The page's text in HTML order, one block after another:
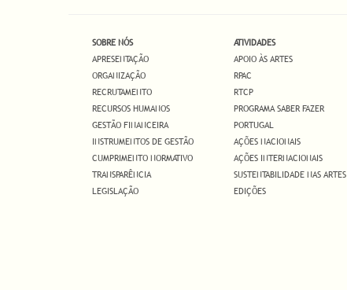
SOBRE NÓS
APRESENTAÇÃO
ORGANIZAÇÃO
RECRUTAMENTO
RECURSOS HUMANOS
GESTÃO FINANCEIRA
INSTRUMENTOS DE GESTÃO
CUMPRIMENTO NORMATIVO
TRANSPARÊNCIA
LEGISLAÇÃO
ATIVIDADES
APOIO ÀS ARTES
RPAC
RTCP
PROGRAMA SABER FAZER
PORTUGAL
AÇÕES NACIONAIS
AÇÕES INTERNACIONAIS
SUSTENTABILIDADE NAS ARTES
EDIÇÕES